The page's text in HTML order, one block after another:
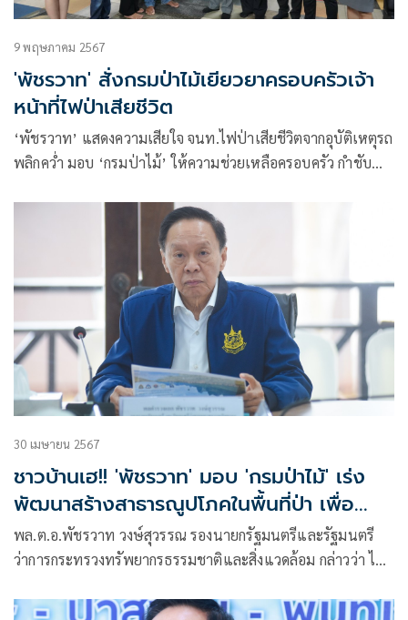
9 พฤษภาคม 2567
'พัชรวาท' สั่งกรมป่าไม้เยียวยาครอบครัวเจ้า
หน้าที่ไฟป่าเสียชีวิต
‘พัชรวาท’ แสดงความเสียใจ จนท.ไฟป่าเสียชีวิตจากอุบัติเหตุรถ
พลิกคว่ำ มอบ ‘กรมป่าไม้’ ให้ความช่วยเหลือครอบครัว กำชับ
30 เมษายน 2567
ชาวบ้านเฮ!! 'พัชรวาท' มอบ 'กรมป่าไม้' เร่ง
พัฒนาสร้างสาธารณูปโภคในพื้นที่ป่า เพื่อ
อำนวยความสะดวกให้ประชาชน ยกระดับ
คุณภาพชีวิตให้ดีขึ้น
พล.ต.อ.พัชรวาท วงษ์สุวรรณ รองนายกรัฐมนตรีและรัฐมนตรี
ว่าการกระทรวงทรัพยากรธรรมชาติและสิ่งแวดล้อม กล่าวว่า ได้
เขตพื้นที่ป่าไม้ โดยเฉพาะพื้นที่ลุ่มน้ำ ชั้น 1 และ ชั้น 2 ซึ่งมี